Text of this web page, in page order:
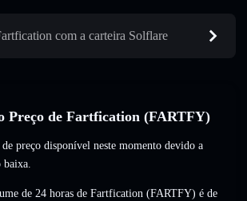
com a carteira Solflare
Preço de Fartfication (FARTFY)
preço disponível neste momento devido a
baixa.
de 24 horas de Fartfication (FARTFY) é de